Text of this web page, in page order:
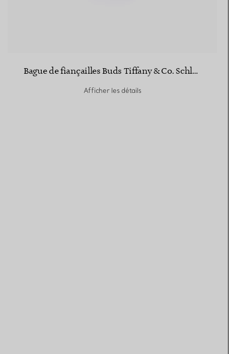
Bague de fiançailles Buds Tiffany & Co. Schlumberger® taille brillant avec anneau en platine 950 millièmes et diamants
Afficher les détails